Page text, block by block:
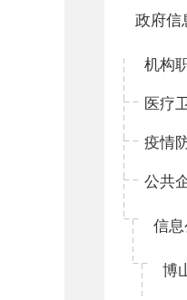
政府信
机构
医疗
疫情
信
博